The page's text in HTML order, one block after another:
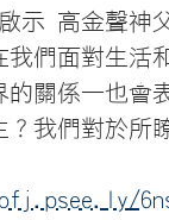
示 高金聲神
們面對生活
關係—也會
我們對於所